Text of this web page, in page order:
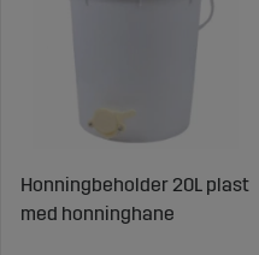
Honningbeholder 20L plast
med honninghane